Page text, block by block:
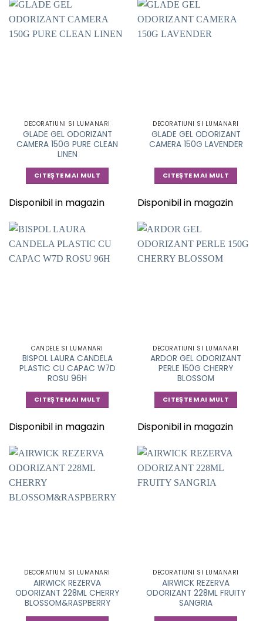
DECORATIUNI SI LUMANARI
GLADE GEL ODORIZANT
CAMERA 150G PURE CLEAN
LINEN
CITEȘTE MAI MULT
Disponibil in magazin
DECORATIUNI SI LUMANARI
GLADE GEL ODORIZANT
CAMERA 150G LAVENDER
CITEȘTE MAI MULT
Disponibil in magazin
CANDELE SI LUMANARI
BISPOL LAURA CANDELA
PLASTIC CU CAPAC W7D
ROSU 96H
CITEȘTE MAI MULT
Disponibil in magazin
DECORATIUNI SI LUMANARI
ARDOR GEL ODORIZANT
PERLE 150G CHERRY
BLOSSOM
CITEȘTE MAI MULT
Disponibil in magazin
DECORATIUNI SI LUMANARI
AIRWICK REZERVA
ODORIZANT 228ML CHERRY
BLOSSOM&RASPBERRY
DECORATIUNI SI LUMANARI
AIRWICK REZERVA
ODORIZANT 228ML FRUITY
SANGRIA